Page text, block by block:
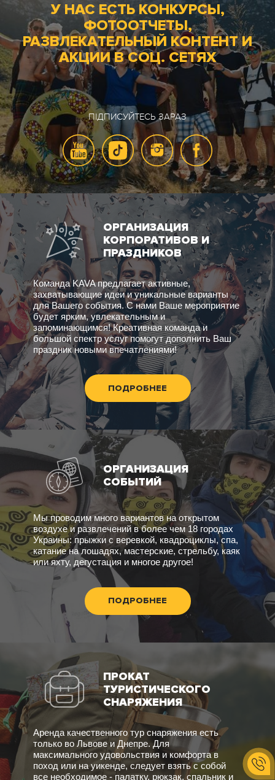
У НАС ЕСТЬ КОНКУРСЫ,
ФОТООТЧЕТЫ,
РАЗВЛЕКАТЕЛЬНЫЙ КОНТЕНТ И
АКЦИИ В СОЦ. СЕТЯХ
ПІДПИСУЙТЕСЬ ЗАРАЗ
ОРГАНИЗАЦИЯ
КОРПОРАТИВОВ И
ПРАЗДНИКОВ
Команда KAVA предлагает активные,
захватывающие идеи и уникальные варианты
для Вашего события. С нами Ваше мероприятие
будет ярким, увлекательным и
запоминающимся! Креативная команда и
большой спектр услуг помогут дополнить Ваш
праздник новыми впечатлениями!
ПОДРОБНЕЕ
ОРГАНИЗАЦИЯ
СОБЫТИЙ
Мы проводим много вариантов на открытом
воздухе и развлечений в более чем 18 городах
Украины: прыжки с веревкой, квадроциклы, спа,
катание на лошадях, мастерские, стрельбу, каяк
или яхту, дегустация и многое другое!
ПОДРОБНЕЕ
ПРОКАТ
ТУРИСТИЧЕСКОГО
СНАРЯЖЕНИЯ
Аренда качественного тур снаряжения есть
только во Львове и Днепре. Для
максимального удовольствия и комфорта в
поход или на уикенде, следует взять с собой
все необходимое - палатку, рюкзак, спальник и